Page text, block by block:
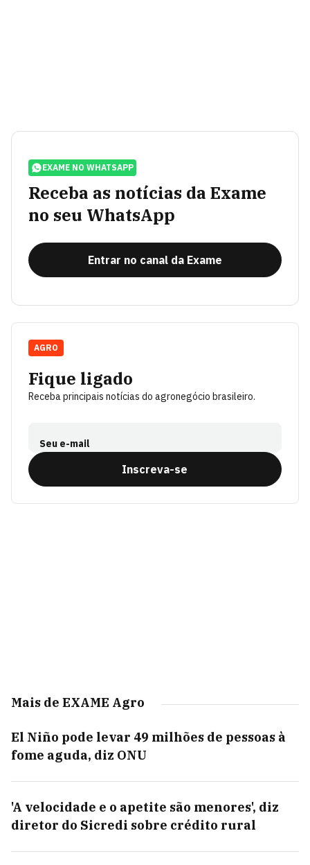
EXAME NO WHATSAPP
Receba as notícias da Exame
no seu WhatsApp
Entrar no canal da Exame
Fique ligado
Receba principais notícias do agronegócio brasileiro.
Seu e-mail
Inscreva-se
AGRO
Mais de EXAME Agro
El Niño pode levar 49 milhões de pessoas à
fome aguda, diz ONU
'A velocidade e o apetite são menores', diz
diretor do Sicredi sobre crédito rural